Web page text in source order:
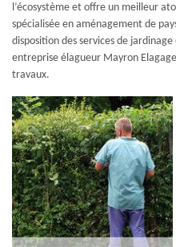
l’écosystème et offre un meilleur
spécialisée en aménagement de
disposition des services de
entreprise élagueur Mayron
travaux.